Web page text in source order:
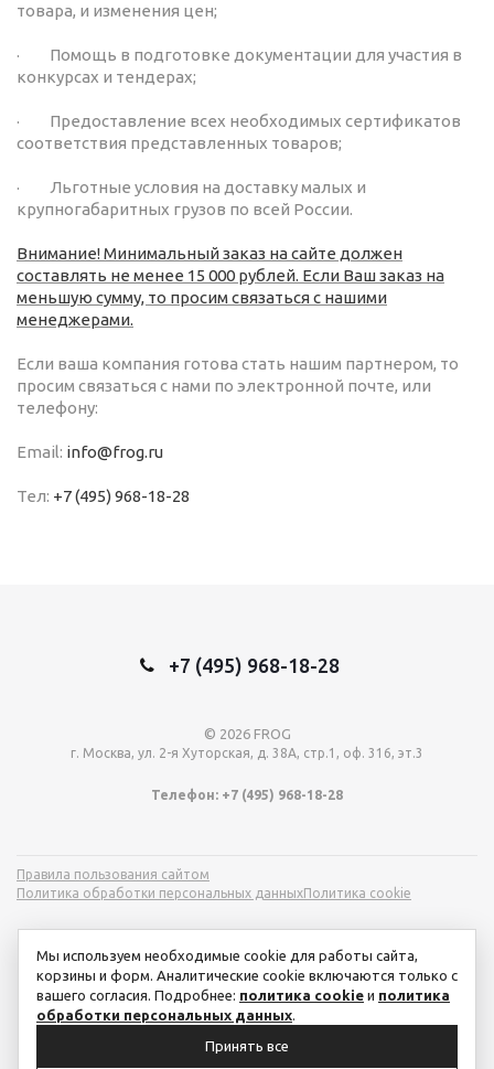
товара, и изменения цен;
· Помощь в подготовке документации для участия в
конкурсах и тендерах;
· Предоставление всех необходимых сертификатов
соответствия представленных товаров;
· Льготные условия на доставку малых и
крупногабаритных грузов по всей России.
Внимание! Минимальный заказ на сайте должен
составлять не менее 15 000 рублей. Если Ваш заказ на
меньшую сумму, то просим связаться с нашими
менеджерами.
Если ваша компания готова стать нашим партнером, то
просим связаться с нами по электронной почте, или
телефону:
Email: info@frog.ru
Тел: +7 (495) 968-18-28
+7 (495) 968-18-28
© 2026 FROG
г. Москва, ул. 2-я Хуторская, д. 38А, стр.1, оф. 316, эт.3
Телефон: +7 (495) 968-18-28
Правила пользования сайтом
Политика обработки персональных данныхПолитика cookie
Мы используем необходимые cookie для работы сайта,
корзины и форм. Аналитические cookie включаются только с
вашего согласия. Подробнее: политика cookie и политика
обработки персональных данных.
Принять все